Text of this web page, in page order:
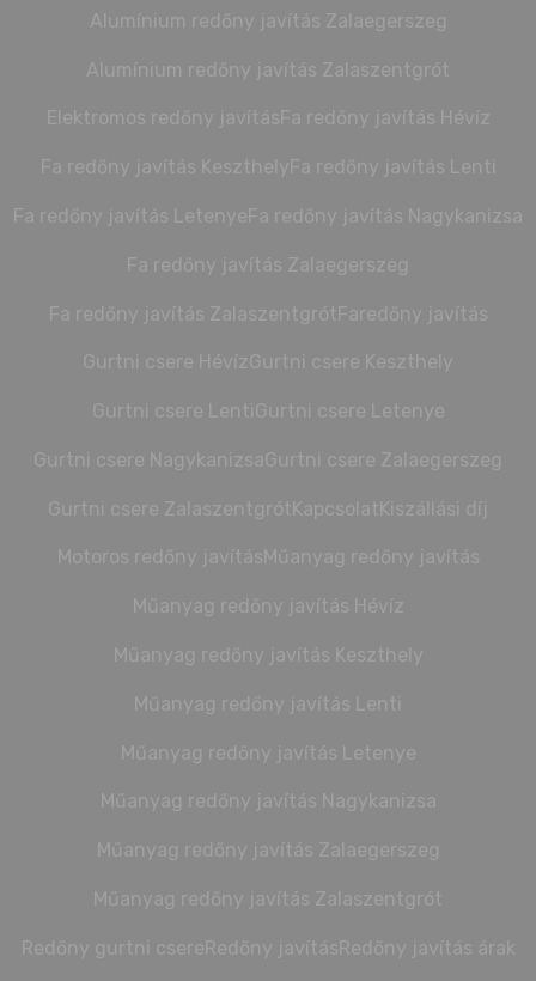
Alumínium redőny javítás Zalaegerszeg
Alumínium redőny javítás Zalaszentgrót
Elektromos redőny javítás Fa redőny javítás Hévíz
Fa redőny javítás Keszthely Fa redőny javítás Lenti
Fa redőny javítás Letenye Fa redőny javítás Nagykanizsa
Fa redőny javítás Zalaegerszeg
Fa redőny javítás Zalaszentgrót Faredőny javítás
Gurtni csere Hévíz Gurtni csere Keszthely
Gurtni csere Nagykanizsa Gurtni csere Zalaegerszeg
Gurtni csere Zalaszentgrót Kiszállási díj
Motoros redőny javítás Műanyag redőny javítás
Műanyag redőny javítás Hévíz
Műanyag redőny javítás Keszthely
Műanyag redőny javítás Lenti
Műanyag redőny javítás Letenye
Műanyag redőny javítás Nagykanizsa
Műanyag redőny javítás Zalaegerszeg
Műanyag redőny javítás Zalaszentgrót
Redőny javítás Redőny javítás árak